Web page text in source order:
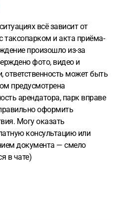
всё зависит от
таксопарком и акта приёма-
произошло из-за
фото, видео и
ответственность может быть
предусмотрена
арендатора, парк вправе
оформить
Могу оказать
консультацию или
документа — смело
в чате)